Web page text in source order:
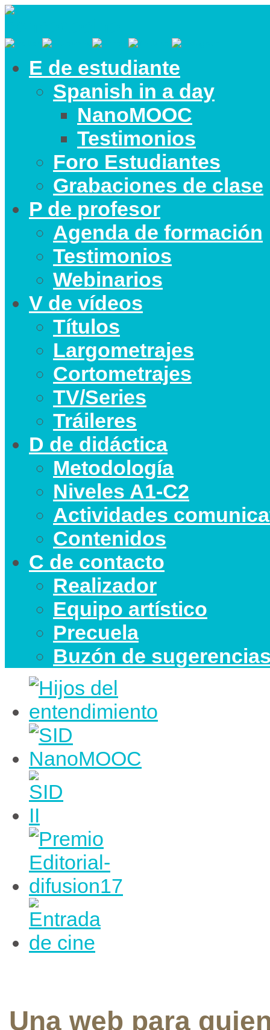
E de estudiante
Spanish in a day
NanoMOOC
Testimonios
Foro Estudiantes
Grabaciones de clase
P de profesor
Agenda de formación
Testimonios
Webinarios
V de vídeos
Títulos
Largometrajes
Cortometrajes
TV/Series
Tráileres
D de didáctica
Metodología
Niveles A1-C2
Actividades
Contenidos
C de contacto
Realizador
Equipo artístico
Precuela
Buzón de
Una web para